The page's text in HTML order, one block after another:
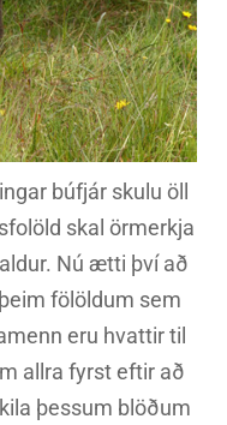
búfjár skulu öll
skal örmerkja
Nú ætti því að
fölöldum sem
eru hvattir til
allra fyrst eftir að
þessum blöðum